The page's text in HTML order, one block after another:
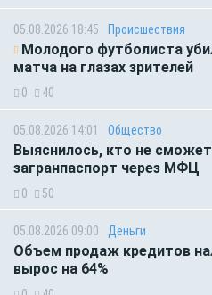
05.08.2026 18:45 Происшествия
Молодого футболиста
матча на глазах зрителей
0 40
05.08.2026 14:01 Общество
Выяснилось, кто не
загранпаспорт через МФЦ
0 50
05.08.2026 09:00 Деньги
Объем продаж кредитов
вырос на 64%